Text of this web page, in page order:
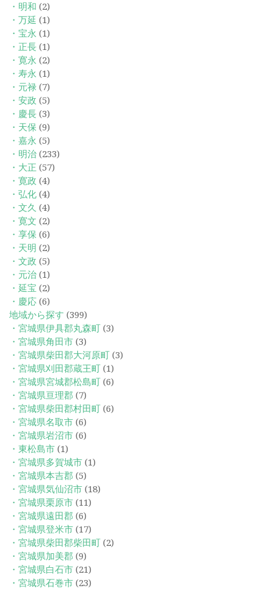
・明和 (2)
・万延 (1)
・宝永 (1)
・正長 (1)
・寛永 (2)
・寿永 (1)
・元禄 (7)
・安政 (5)
・慶長 (3)
・天保 (9)
・嘉永 (5)
・明治 (233)
・大正 (57)
・寛政 (4)
・弘化 (4)
・文久 (4)
・寛文 (2)
・享保 (6)
・天明 (2)
・文政 (5)
・元治 (1)
・延宝 (2)
・慶応 (6)
地域から探す (399)
・宮城県伊具郡丸森町 (3)
・宮城県角田市 (3)
・宮城県柴田郡大河原町 (3)
・宮城県刈田郡蔵王町 (1)
・宮城県宮城郡松島町 (6)
・宮城県亘理郡 (7)
・宮城県柴田郡村田町 (6)
・宮城県名取市 (6)
・宮城県岩沼市 (6)
・東松島市 (1)
・宮城県多賀城市 (1)
・宮城県本吉郡 (5)
・宮城県気仙沼市 (18)
・宮城県栗原市 (11)
・宮城県遠田郡 (6)
・宮城県登米市 (17)
・宮城県柴田郡柴田町 (2)
・宮城県加美郡 (9)
・宮城県白石市 (21)
・宮城県石巻市 (23)